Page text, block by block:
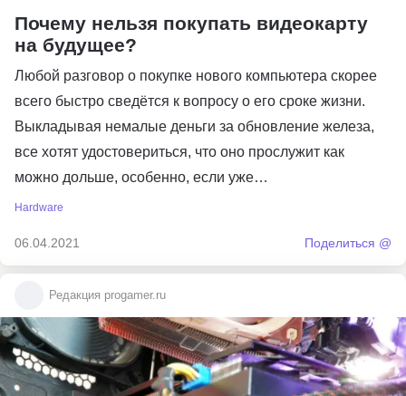
Почему нельзя покупать видеокарту
на будущее?
Любой разговор о покупке нового компьютера скорее
всего быстро сведётся к вопросу о его сроке жизни.
Выкладывая немалые деньги за обновление железа,
все хотят удостовериться, что оно прослужит как
можно дольше, особенно, если уже…
Hardware
06.04.2021 Поделиться @
Редакция progamer.ru